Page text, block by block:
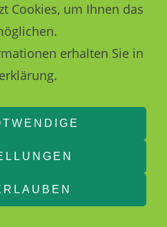
€
ab 486,00 €
Cookies, um Ihnen das
erhalten Sie in